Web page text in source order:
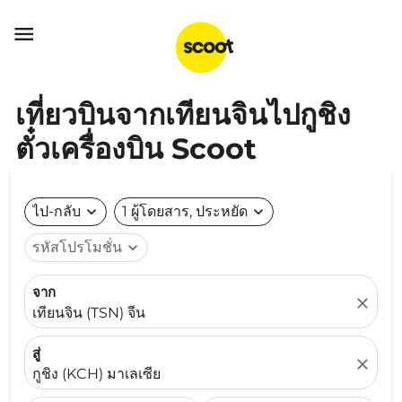

เที่ยวบินจากเทียนจินไปกูชิง
ตั๋วเครื่องบิน Scoot
ไป-กลับ expand_more 1 ผู้โดยสาร, ประหยัด expand_more
รหัสโปรโมชั่น expand_more
จาก
เทียนจิน (TSN) จีน
close
สู่
กูชิง (KCH) มาเลเซีย
close